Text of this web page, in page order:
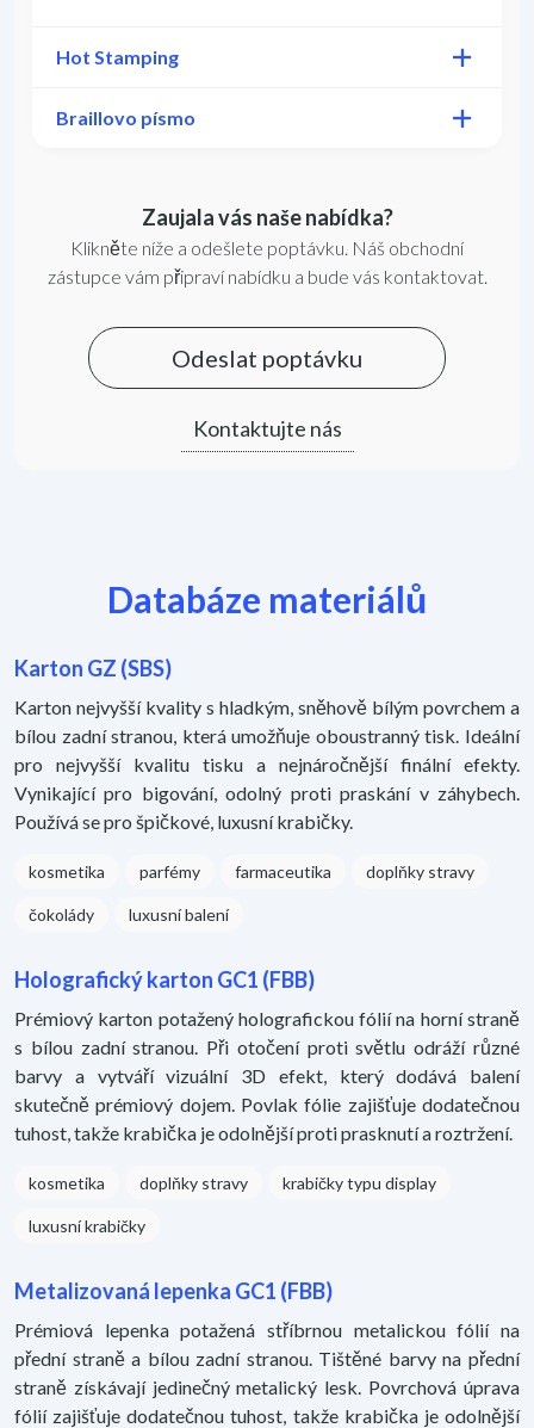
Hot Stamping
Braillovo písmo
Zaujala vás naše nabídka?
Klikněte níže a odešlete poptávku. Náš obchodní
zástupce vám připraví nabídku a bude vás kontaktovat.
Odeslat poptávku
Kontaktujte nás
Databáze materiálů
Karton GZ (SBS)
Karton nejvyšší kvality s hladkým, sněhově bílým povrchem a
bílou zadní stranou, která umožňuje oboustranný tisk. Ideální
pro nejvyšší kvalitu tisku a nejnáročnější finální efekty.
Vynikající pro bigování, odolný proti praskání v záhybech.
Používá se pro špičkové, luxusní krabičky.
kosmetika parfémy farmaceutika doplňky stravy
čokolády luxusní balení
Holografický karton GC1 (FBB)
Prémiový karton potažený holografickou fólií na horní straně
s bílou zadní stranou. Při otočení proti světlu odráží různé
barvy a vytváří vizuální 3D efekt, který dodává balení
skutečně prémiový dojem. Povlak fólie zajišťuje dodatečnou
tuhost, takže krabička je odolnější proti prasknutí a roztržení.
kosmetika doplňky stravy krabičky typu display
luxusní krabičky
Metalizovaná lepenka GC1 (FBB)
Prémiová lepenka potažená stříbrnou metalickou fólií na
přední straně a bílou zadní stranou. Tištěné barvy na přední
straně získávají jedinečný metalický lesk. Povrchová úprava
fólií zajišťuje dodatečnou tuhost, takže krabička je odolnější